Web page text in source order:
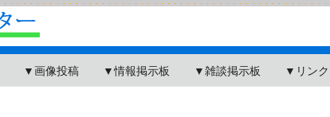
▼画像投稿 ▼情報掲示板 ▼雑談掲示板 ▼リンク